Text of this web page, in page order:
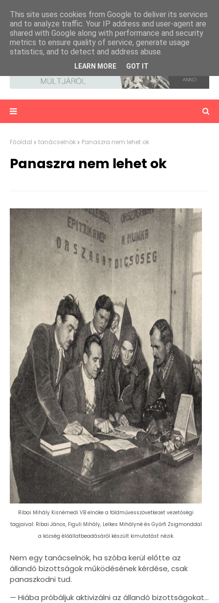
Főoldal tanácselnök Panaszra nem lehet ok
Panaszra nem lehet ok
Ribai Mihály Kisnémedi VB elnöke a földművesszövetkezet vezetőségi
tagjaival: Ribai János, Figuli Mihály, Lelkes Mihályné és Győrfi Zsigmonddal
a község élőállatbeadásáról készült kimutatást nézik.
Nem egy tanácselnök, ha szóba kerül előtte az
állandó bizottságok működésének kérdése, csak
panaszkodni tud.
— Hiába próbáljuk aktivizálni az állandó bizottságokat...
This site uses cookies from Google to deliver its services
and to analyze traffic. Your IP address and user-agent are
shared with Google along with performance and security
metrics to ensure quality of service, generate usage
statistics, and to detect and address abuse.
LEARN MORE GOT IT